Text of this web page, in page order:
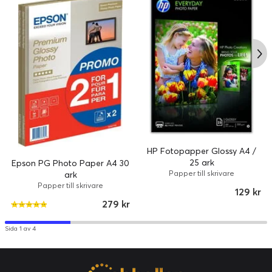
Epson PG Photo Paper A4 30
ark
Papper till skrivare
279 kr
HP Fotopapper Glossy A4 /
25 ark
Papper till skrivare
129 kr
Sida 1 av 4